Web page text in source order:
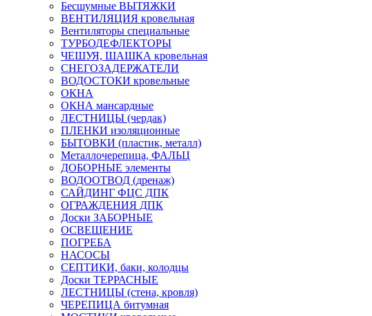
Бесшумные ВЫТЯЖКИ
ВЕНТИЛЯЦИЯ кровельная
Вентиляторы специальные
ТУРБОДЕФЛЕКТОРЫ
ЧЕШУЯ, ШАШКА кровельная
СНЕГОЗАДЕРЖАТЕЛИ
ВОДОСТОКИ кровельные
ОКНА
ОКНА мансардные
ЛЕСТНИЦЫ (чердак)
ПЛЕНКИ изоляционные
БЫТОВКИ (пластик, металл)
Металлочерепица, ФАЛЬЦ
ДОБОРНЫЕ элементы
ВОДООТВОД (дренаж)
САЙДИНГ ФЦС ДПК
ОГРАЖДЕНИЯ ДПК
Доски ЗАБОРНЫЕ
ОСВЕЩЕНИЕ
ПОГРЕБА
НАСОСЫ
СЕПТИКИ, баки, колодцы
Доски ТЕРРАСНЫЕ
ЛЕСТНИЦЫ (стена, кровля)
ЧЕРЕПИЦА битумная